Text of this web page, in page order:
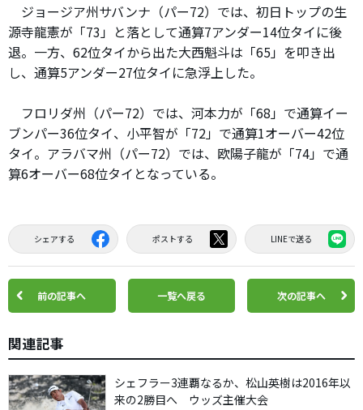
ジョージア州サバンナ（パー72）では、初日トップの生
源寺龍憲が「73」と落として通算7アンダー14位タイに後
退。一方、62位タイから出た大西魁斗は「65」を叩き出
し、通算5アンダー27位タイに急浮上した。
フロリダ州（パー72）では、河本力が「68」で通算イー
ブンパー36位タイ、小平智が「72」で通算1オーバー42位
タイ。アラバマ州（パー72）では、欧陽子龍が「74」で通
算6オーバー68位タイとなっている。
シェアする ポストする LINEで送る
前の記事へ 一覧へ戻る 次の記事へ
関連記事
シェフラー3連覇なるか、松山英樹は2016年以
来の2勝目へ ウッズ主催大会